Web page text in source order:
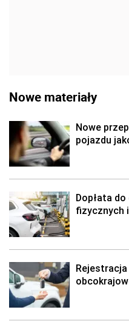
Nowe materiały
Nowe
pojazdu
Dopłata
fizycznych i